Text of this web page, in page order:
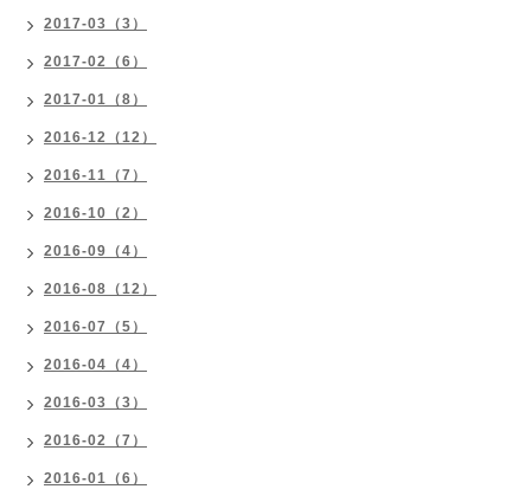
2017-03（3）
2017-02（6）
2017-01（8）
2016-12（12）
2016-11（7）
2016-10（2）
2016-09（4）
2016-08（12）
2016-07（5）
2016-04（4）
2016-03（3）
2016-02（7）
2016-01（6）